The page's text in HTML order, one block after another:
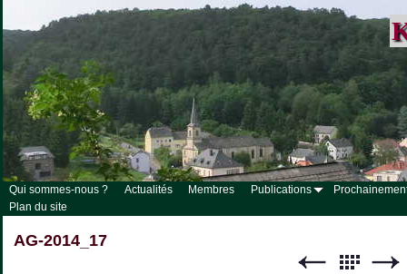
Qui sommes-nous ? Actualités Membres Publications
Plan du site
AG-2014_17